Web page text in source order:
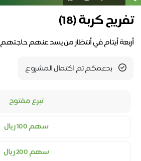
تفريج كربة (18)
أربعة أيتام في أنتظار من يسد عنهم حاجتهم
بدعمكم تم اكتمال المشروع
تبرع مفتوح
سهم 100 ريال
سهم 200 ريال